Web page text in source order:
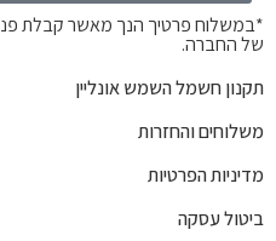
*במשלוח פרטיך הנך מאשר קבלת
של החברה.
תקנון חשמל השמש אונליין
משלוחים והחזרות
מדיניות הפרטיות
ביטול עסקה